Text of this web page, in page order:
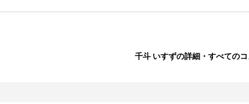
千斗 いすずの詳細・すべての